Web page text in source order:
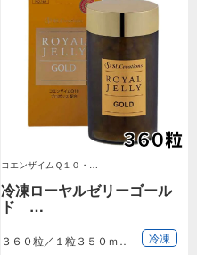
コエンザイムＱ１０・…
冷凍ローヤルゼリーゴール
ド …
３６０粒／１粒３５０ｍ
冷凍